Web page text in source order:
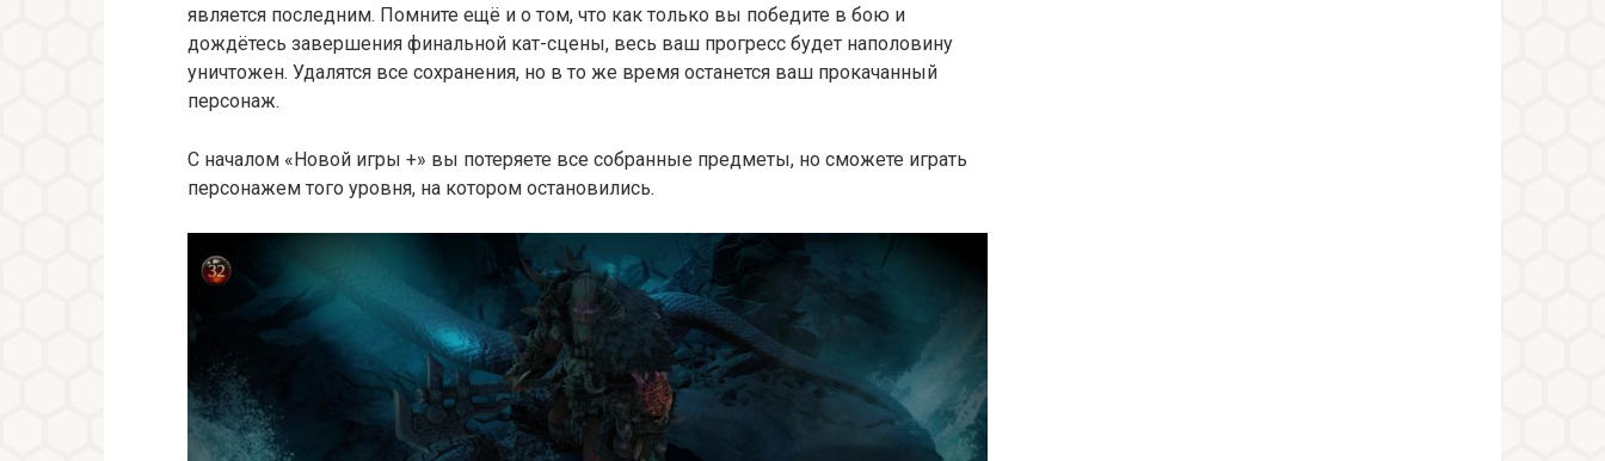
является последним. Помните ещё и о том, что как только вы победите в бою и
дождётесь завершения финальной кат-сцены, весь ваш прогресс будет наполовину
уничтожен. Удалятся все сохранения, но в то же время останется ваш прокачанный
персонаж.
С началом «Новой игры +» вы потеряете все собранные предметы, но сможете играть
персонажем того уровня, на котором остановились.